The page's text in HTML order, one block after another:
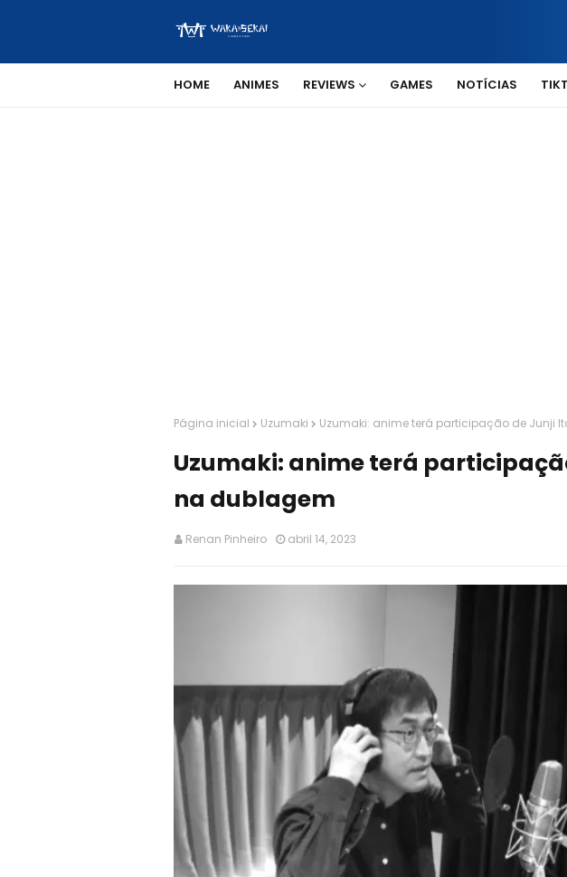
HOME ANIMES REVIEWS GAMES NOTÍCIAS
Página inicial Uzumaki Uzumaki: anime terá participação de Junji
Uzumaki: anime terá
na dublagem
Renan Pinheiro abril 14, 2023